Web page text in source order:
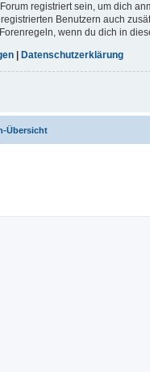
registriert sein, um dich
Benutzern auch
wenn du dich in
Datenschutzerklärung
Übersicht